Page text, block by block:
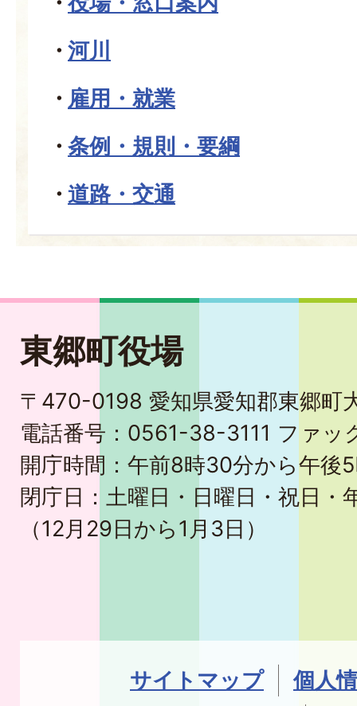
河川
雇用・就業
条例・規則・要綱
道路・交通
東郷町役場
〒470-0198 愛知県愛知郡東郷町
電話番号：0561-38-3111 ファ
開庁時間：午前8時30分から午後
閉庁日：土曜日・日曜日・祝日・
（12月29日から1月3日）
サイトマップ
個人